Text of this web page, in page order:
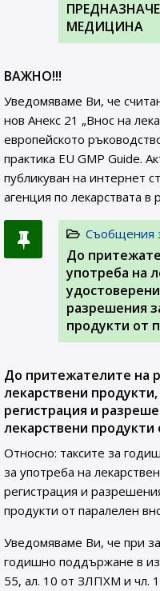
МЕДИЦИНА
ВАЖНО!!!
Уведомяваме Ви, че
нов Анекс 21 „Внос на
европейското
практика EU GMP Guide.
публикуван на интернет
агенция по лекарствата в
Съобщения
До
употреба на
разрешения
продукти от
До притежателите на
лекарствени
регистрация и
лекарствени продукти
Относно: таксите за
за употреба на
регистрация и
продукти от паралелен
Уведомяваме Ви, че при
годишно поддържане в
55, ал. 10 от ЗЛПХМ и чл.